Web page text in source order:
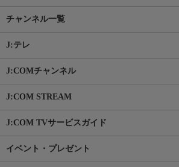
チャンネル一覧
J:テレ
J:COMチャンネル
J:COM STREAM
J:COM TVサービスガイド
イベント・プレゼント